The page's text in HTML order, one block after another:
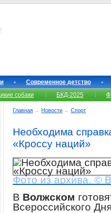
Современное детство
собаки БКД-2025
Главная → Новости → Спорт
Необходима
«Кроссу наций»
Фото из архива. ©
В Волжском
Всероссийского